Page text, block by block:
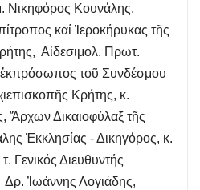
Νικηφόρος Κουνάλης,
καί Ἱεροκήρυκας τῆς
Αἰδεσιμολ. Πρωτ.
ἐκπρόσωπος τοῦ Συνδέσμου
Κρήτης, κ.
Ἄρχων Δικαιοφύλαξ τῆς
Ἐκκλησίας - Δικηγόρος, κ.
Γενικός Διευθυντής
Δρ. Ἰωάννης Λογιάδης,